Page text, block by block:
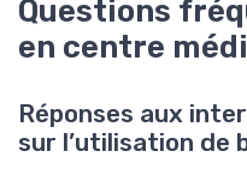
Questions
en centre
Réponses aux
sur l’utilisation de